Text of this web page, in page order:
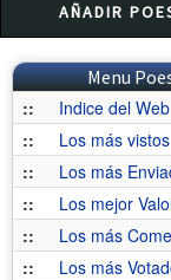
AÑADIR
Menu
::
Indice del Web
::
Los más vistos
::
Los más
::
Los mejor
::
Los más
::
Los más